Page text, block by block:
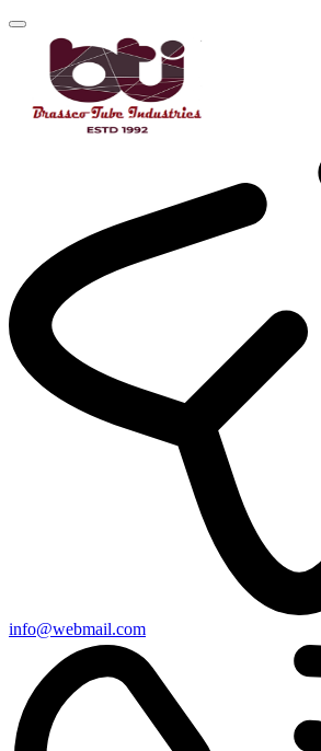
info@webmail.com